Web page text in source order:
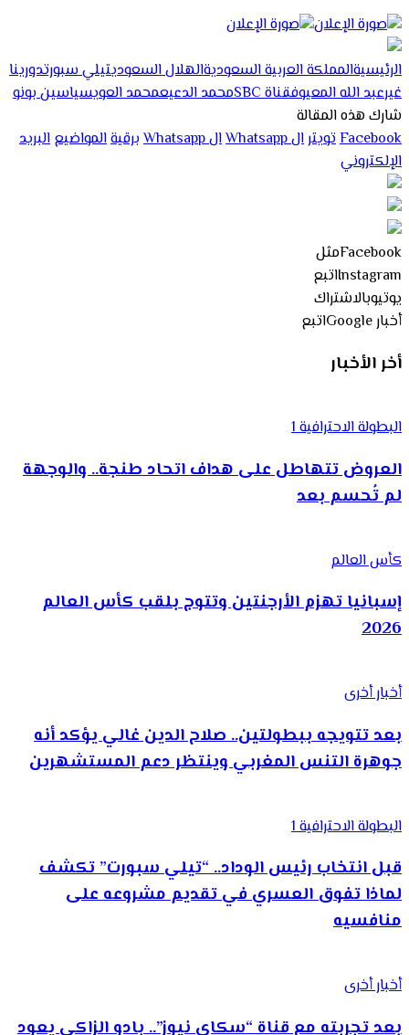
الرئيسيةالمملكة العربية السعوديةالهلال السعوديتيلي سبورتدورينا
غيرعبد الله المعيوفقناة SBC محمد الدعيعمحمد العويسياسين بونو
شارك هذه المقالة
Facebookتويترال Whatsapp ال Whatsapp برقيةالمواضيع البريد
الإلكتروني
Facebookمثل
Instagramاتبع
يوتيوبالاشتراك
أخبار Google
اتبع
أخر الأخبار
البطولة الاحترافية 1
العروض تتهاطل على هداف اتحاد طنجة.. والوجهة
لم تُحسم بعد
كأس العالم
إسبانيا تهزم الأرجنتين وتتوج بلقب كأس العالم
2026
أخبار أخرى
بعد تتويجه ببطولتين.. صلاح الدين غالي يؤكد أنه
جوهرة التنس المغربي وينتظر دعم المستشهرين
البطولة الاحترافية 1
قبل انتخاب رئيس الوداد.. “تيلي سبورت” تكشف
لماذا تفوق العسري في تقديم مشروعه على
منافسيه
أخبار أخرى
بعد تجربته مع قناة “سكاي نيوز”.. بادو الزاكي يعود